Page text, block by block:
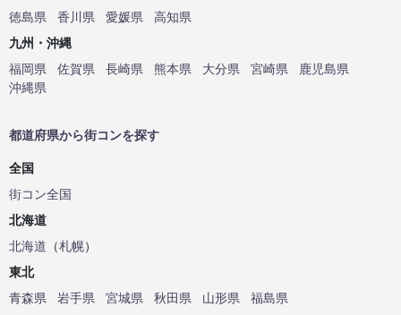
徳島県
香川県 愛媛県
高知県
九州・沖縄
福岡県
佐賀県 長崎県 熊本県 大分県 宮崎県
鹿児島県
沖縄県
都道府県から街コンを探す
全国
街コン全国
北海道
北海道 （札幌）
東北
青森県
岩手県 宮城県 秋田県 山形県
福島県